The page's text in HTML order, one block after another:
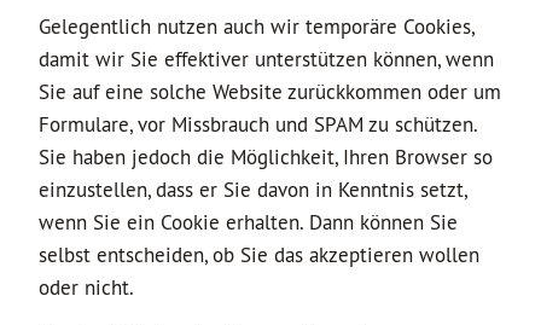
Gelegentlich nutzen auch wir temporäre Cookies,
damit wir Sie effektiver unterstützen können, wenn
Sie auf eine solche Website zurückkommen oder um
Formulare, vor Missbrauch und SPAM zu schützen.
Sie haben jedoch die Möglichkeit, Ihren Browser so
einzustellen, dass er Sie davon in Kenntnis setzt,
wenn Sie ein Cookie erhalten. Dann können Sie
selbst entscheiden, ob Sie das akzeptieren wollen
oder nicht.